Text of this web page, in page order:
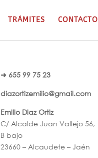
TRÁMITES CONTACTO
➜ 655 99 75 23
diazortizemilio@gmail.com
Emilio Diaz Ortiz
C/ Alcalde Juan Vallejo 56,
B bajo
23660 – Alcaudete – Jaén